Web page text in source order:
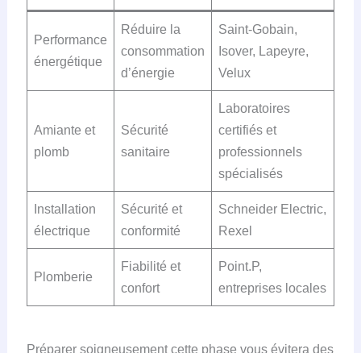
Performance
énergétique
Réduire la
consommation
d’énergie
Saint-Gobain,
Isover, Lapeyre,
Velux
Amiante et
plomb
Sécurité
sanitaire
Laboratoires
certifiés et
professionnels
spécialisés
Installation
électrique
Sécurité et
conformité
Schneider Electric,
Rexel
Plomberie
Fiabilité et
confort
Point.P,
entreprises locales
Préparer soigneusement cette phase vous évitera des